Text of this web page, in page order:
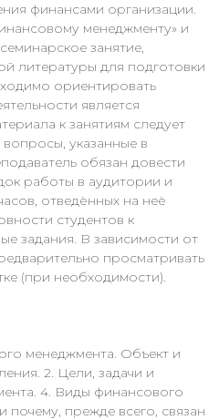
финансами организации.
менеджменту» и
занятие,
литературы для подготовки
ориентировать
является
к занятиям следует
указанные в
обязан довести
работы в аудитории и
отведѐнных на неѐ
студентов к
задания. В зависимости от
просматривать
(при необходимости).
менеджмента. Объект и
2. Цели, задачи и
4. Виды финансового
почему, прежде всего, связан